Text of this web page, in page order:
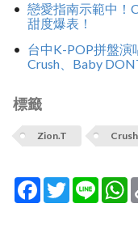
戀愛指南示範中！
甜度爆表！
台中K-POP拼盤演
Crush、Baby
標籤
Zion.T Crush
Facebook
TwitterLine